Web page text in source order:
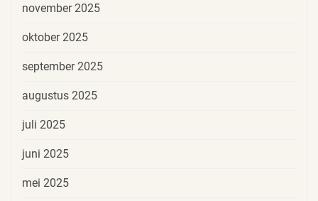
november 2025
oktober 2025
september 2025
augustus 2025
juli 2025
juni 2025
mei 2025